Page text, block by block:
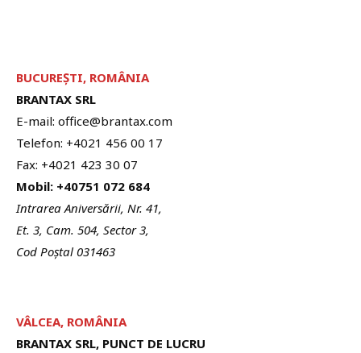
BUCUREȘTI, ROMÂNIA
BRANTAX SRL
E-mail: office@brantax.com
Telefon: +4021 456 00 17
Fax: +4021 423 30 07
Mobil: +40751 072 684
Intrarea Aniversării, Nr. 41,
Et. 3, Cam. 504, Sector 3,
Cod Poștal 031463
VÂLCEA, ROMÂNIA
BRANTAX SRL, PUNCT DE LUCRU